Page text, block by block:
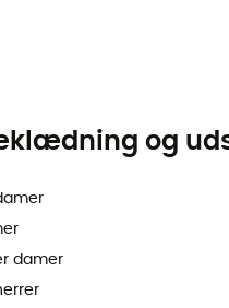
og
damer